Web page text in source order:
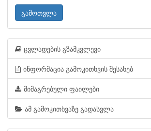
გამოთვლა
ცვლადების გზამკვლევი
ინფორმაცია გამოკითხვის შესახებ
მიმაგრებული ფაილები
ამ გამოკითხვაზე გადასვლა